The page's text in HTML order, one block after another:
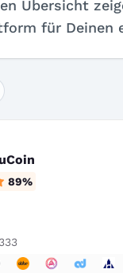
Übersicht
für Deinen
89%